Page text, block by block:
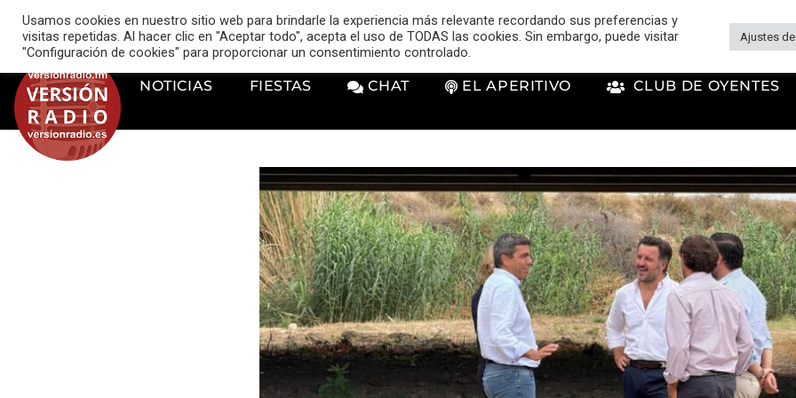
music_note VERSIÓN RADIO
NOTICIAS FIESTAS CHAT EL APERITIVO CLUB DE OYENTES
Usamos cookies en nuestro sitio web para brindarle la experiencia más relevante recordando sus preferencias y
visitas repetidas. Al hacer clic en "Aceptar todo", acepta el uso de TODAS las cookies. Sin embargo, puede visitar
"Configuración de cookies" para proporcionar un consentimiento controlado.
Ajustes